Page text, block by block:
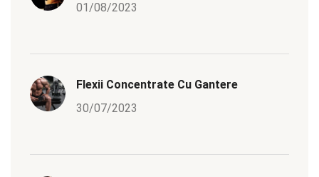
01/08/2023
Flexii Concentrate Cu Gantere
30/07/2023